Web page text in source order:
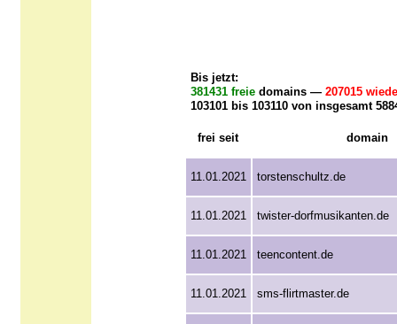
Bis jetzt:
381431 freiedomains — 207015
103101 bis 103110 von insgesamt
frei seit domain
11.01.2021 torstenschultz.de
11.01.2021 twister-dorfmusikanten.de
11.01.2021 teencontent.de
11.01.2021 sms-flirtmaster.de